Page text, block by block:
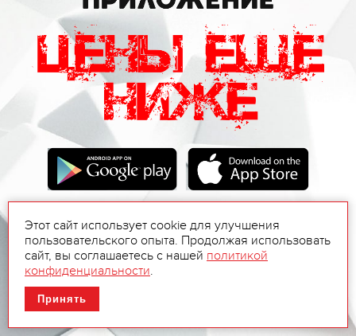
Этот сайт использует cookie для улучшения
пользовательского опыта. Продолжая использовать
сайт, вы соглашаетесь с нашей политикой
конфиденциальности.
Принять